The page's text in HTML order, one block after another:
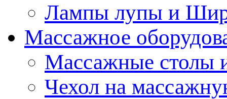
Лампы лупы и
Массажное
Массажные столы
Чехол на